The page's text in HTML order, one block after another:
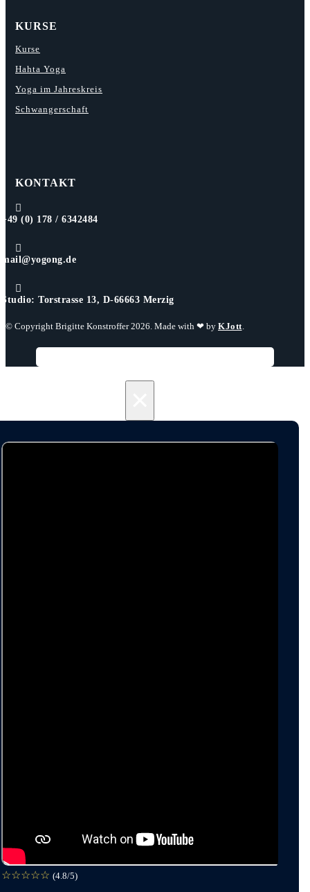
KURSE
Kurse
Hahta Yoga
Yoga im Jahreskreis
Schwangerschaft
KONTAKT

+49 (0) 178 / 6342484

mail@yogong.de

Studio: Torstrasse 13, D-66663 Merzig
© Copyright Brigitte Konstroffer 2026. Made with ❤ by KJott.
☆☆☆☆☆ (4.8/5)